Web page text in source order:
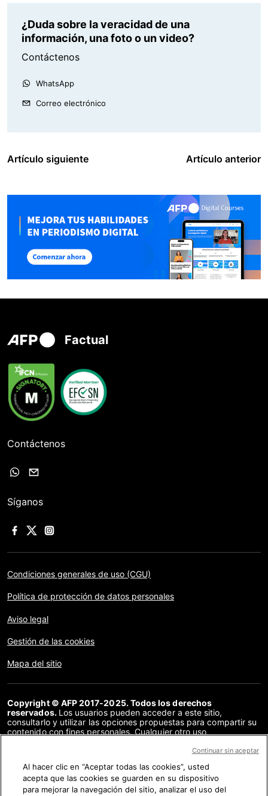
¿Duda sobre la veracidad de una
información, una foto o un video?
Contáctenos
WhatsApp
Correo electrónico
Artículo siguiente Artículo anterior
Factual
Contáctenos
Síganos
Condiciones generales de uso (CGU)
Política de protección de datos personales
Aviso legal
Gestión de las cookies
Mapa del sitio
Copyright © AFP 2017-2025. Todos los derechos
reservados. Los usuarios pueden acceder a este sitio,
consultarlo y utilizar las opciones propuestas para compartir su
contenido con fines personales. Cualquier otro uso,
distribución del contenido de este sitio, en su totalidad o en
acuerdo específico firmado con la AFP, está estrictamente
prohibido. Los elementos analizados en cada verificación se
presentan o se enlazan en tanto en cuanto son necesarios para
Al hacer clic en “Aceptar todas las cookies”, usted
acepta que las cookies se guarden en su dispositivo
para mejorar la navegación del sitio, analizar el uso del
Continuar sin aceptar